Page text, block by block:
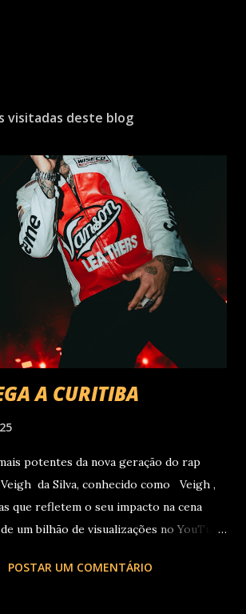
visitadas deste blog
A CURITIBA
potentes da nova geração do rap
da Silva, conhecido como Veigh ,
que refletem o seu impacto na cena
um bilhão de visualizações no YouTube,
nas redes sociais, além de figurar
prestigiada lista Forbes Under 30 de
POSTAR UM COMENTÁRIO